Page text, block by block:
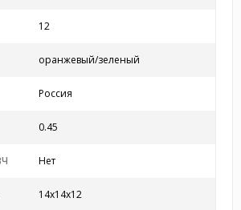
12
оранжевый/зеленый
Россия
0.45
Нет
14x14x12